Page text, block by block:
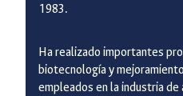
1983.
Ha realizado importantes
biotecnología y
empleados en la industria de